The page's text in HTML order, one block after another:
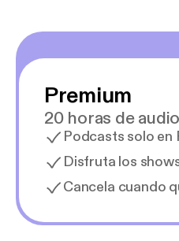
Premium
20 horas de
Podcasts solo en
Disfruta los
Cancela cuando